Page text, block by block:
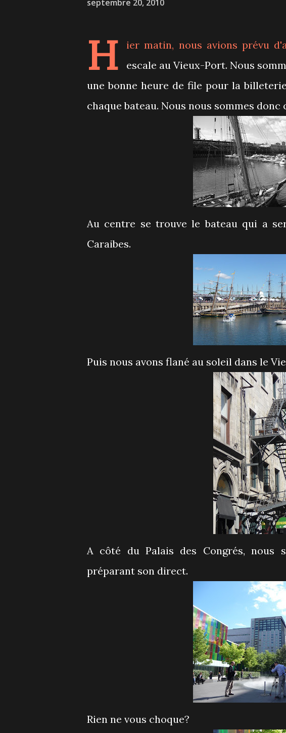
septembre 20, 2010
H
ier matin, nous avions prévu
escale au Vieux-Port. Nous
une bonne heure de file pour la
chaque bateau. Nous nous sommes
Au centre se trouve le bateau qui a
Caraibes.
Puis nous avons flané au soleil dans le
A côté du Palais des Congrés, nous
préparant son direct.
Rien ne vous choque?